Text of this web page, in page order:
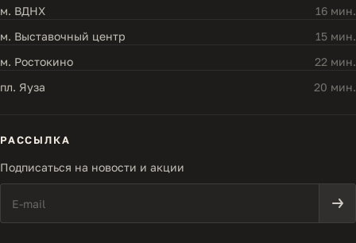
м. ВДНХ
16 мин.
м. Выставочный центр
15 мин.
м. Ростокино
22 мин.
пл. Яуза
20 мин.
РАССЫЛКА
Подписаться на новости и акции